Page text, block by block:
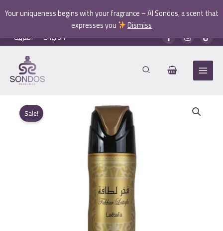
Your uniqueness begins with your fragrance – Al Sondos, a scent that
expresses you
Dismiss
to
العربية English
Sale!
جولد
quantity